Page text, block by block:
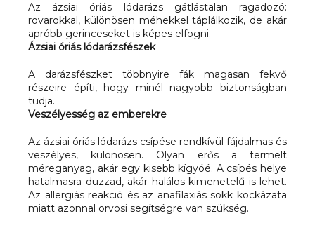
Az ázsiai óriás lódarázs gátlástalan ragadozó:
rovarokkal, különösen méhekkel táplálkozik, de akár
apróbb gerinceseket is képes elfogni.
Ázsiai óriás lódarázsfészek
A darázsfészket többnyire fák magasan fekvő
részeire építi, hogy minél nagyobb biztonságban
tudja.
Veszélyesség az emberekre
Az ázsiai óriás lódarázs csípése rendkívül fájdalmas és
veszélyes, különösen. Olyan erős a termelt
méreganyag, akár egy kisebb kígyóé. A csípés helye
hatalmasra duzzad, akár halálos kimenetelű is lehet.
Az allergiás reakció és az anafilaxiás sokk kockázata
miatt azonnal orvosi segítségre van szükség.